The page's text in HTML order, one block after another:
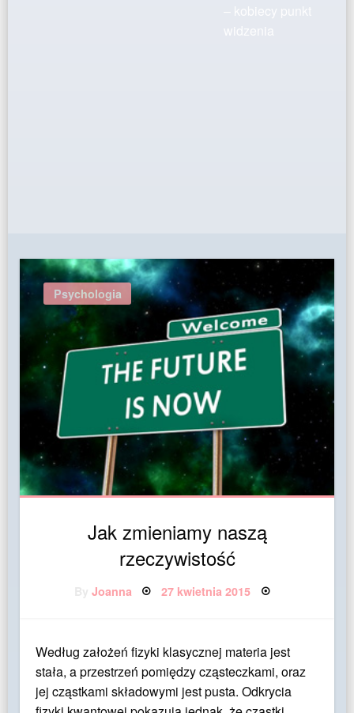
– kobiecy punkt
widzenia
Psychologia
Jak zmieniamy naszą
rzeczywistość
Joanna Posted
on
27 kwietnia 2015
Według założeń fizyki klasycznej materia jest
stała, a przestrzeń pomiędzy cząsteczkami, oraz
jej cząstkami składowymi jest pusta. Odkrycia